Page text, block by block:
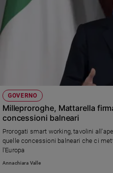
Social
GOVERNO
Milleproroghe, Mattarella
concessioni balneari
Prorogati smart working, tavolini
quelle concessioni balneari che ci
l'Europa
Annachiara Valle